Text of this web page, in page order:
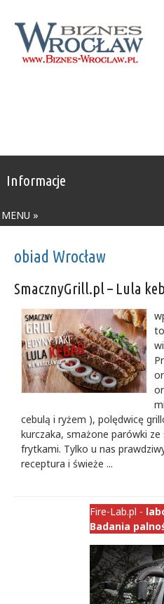
Informacje
MENU »
obiad Wrocław
SmacznyGrill.pl – Lula
cebulą i ryżem ), polędwicę
kurczaka, smażone parówki
frytkami. Tylko u nas
receptura i świeże ...
Fire-Lab.pl -
Badania